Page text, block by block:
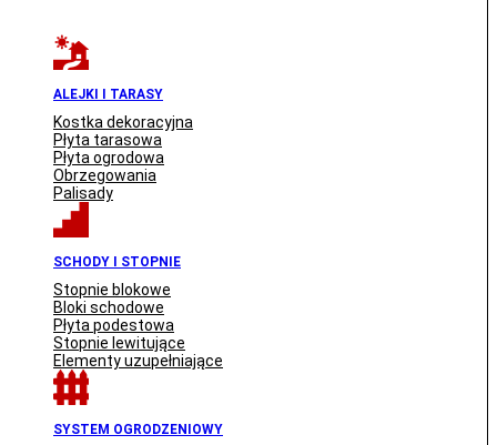
ALEJKI I TARASY
Kostka dekoracyjna
Płyta tarasowa
Płyta ogrodowa
Obrzegowania
Palisady
SCHODY I STOPNIE
Stopnie blokowe
Bloki schodowe
Płyta podestowa
Stopnie lewitujące
Elementy uzupełniające
SYSTEM OGRODZENIOWY